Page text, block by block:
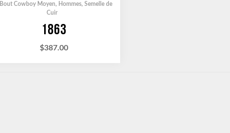
Bout Cowboy Moyen, Hommes, Semelle de
Cuir
1863
$387.00